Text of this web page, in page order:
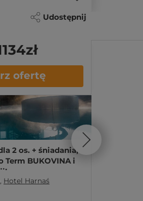
Udostępnij
zł
ofertę
2 os. + śniadania,
BUKOVINA i
, Hotel Harnaś